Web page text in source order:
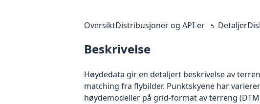
OversiktDistribusjoner og API-er 5 Detaljer
Beskrivelse
Høydedata gir en detaljert beskrivelse av
matching fra flybilder. Punktskyene har
høydemodeller på grid-format av terreng